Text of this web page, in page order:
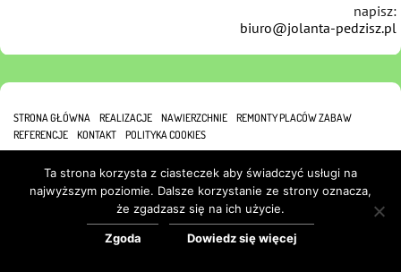
napisz:
biuro@jolanta-pedzisz.pl
STRONA GŁÓWNA REALIZACJE NAWIERZCHNIE
REMONTY PLACÓW ZABAW
REFERENCJE
KONTAKT POLITYKA COOKIES
Ta strona korzysta z ciasteczek aby świadczyć usługi na
najwyższym poziomie. Dalsze korzystanie ze strony oznacza,
że zgadzasz się na ich użycie.
Zgoda Dowiedz się więcej